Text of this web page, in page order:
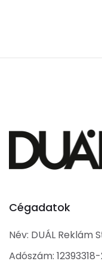
Cégadatok
Név: DUÁL Reklám
Adószám: